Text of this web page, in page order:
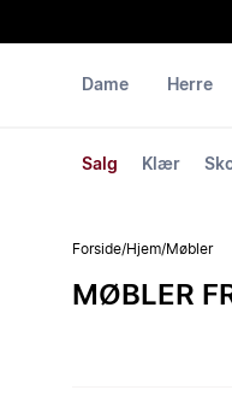
Dame
Salg Klær
Herre
Forside/Hjem/Møbler
MØBLER